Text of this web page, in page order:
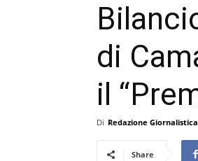
di
il
Di Redazione Giornalistica
Share